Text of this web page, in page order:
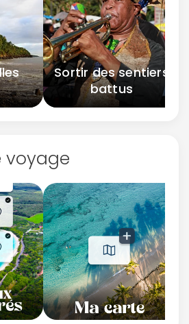
Sortir des sentiers
battus
voyage